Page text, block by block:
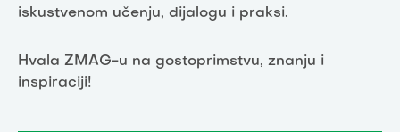
iskustvenom učenju, dijalogu i praksi.
Hvala ZMAG-u na gostoprimstvu, znanju i
inspiraciji!